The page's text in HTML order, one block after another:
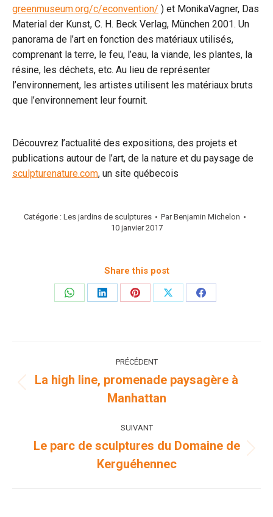
greenmuseum.org/c/econvention/ ) et MonikaVagner, Das
Material der Kunst, C. H. Beck Verlag, München 2001. Un
panorama de l’art en fonction des matériaux utilisés,
comprenant la terre, le feu, l’eau, la viande, les plantes, la
résine, les déchets, etc. Au lieu de représenter
l’environnement, les artistes utilisent les matériaux bruts
que l’environnement leur fournit.
Découvrez l’actualité des expositions, des projets et
publications autour de l’art, de la nature et du paysage de
sculpturenature.com, un site québecois
Catégorie : Les jardins de sculptures ParBenjamin Michelon
10 janvier 2017
Share this post
PartagerPartagerPartagerPartagerPartager
article
PRÉCÉDENT
précédent
La high line, promenade paysagère à
Manhattan
SUIVANT
suivant
Le parc de sculptures du Domaine de
Kerguéhennec